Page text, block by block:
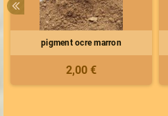
pigment ocre marron
2,00 €